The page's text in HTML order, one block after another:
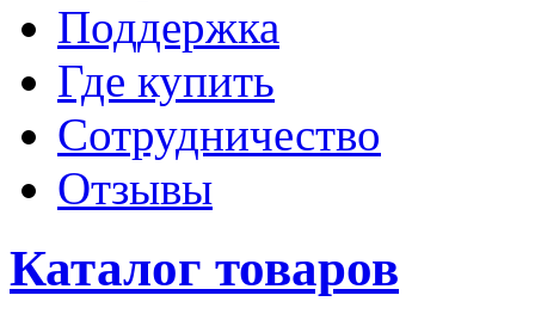
Поддержка
Где купить
Сотрудничество
Отзывы
Каталог товаров